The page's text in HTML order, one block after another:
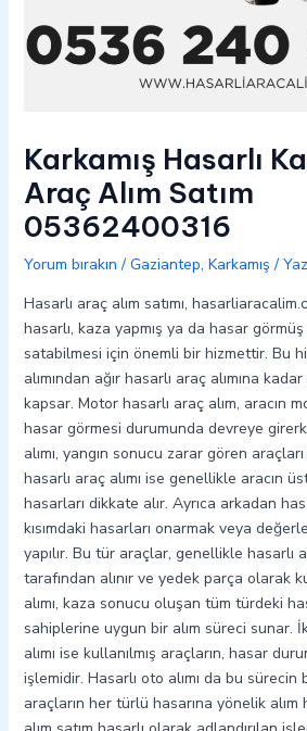
Karkamış Hasarlı
Araç Alım Satım
05362400316
Yorum bırakın / Gaziantep, Karkamış /
Hasarlı araç alım satımı,
hasarlı, kaza yapmış ya da hasar
satabilmesi için önemli bir hizmettir. Bu
alımından ağır hasarlı araç alımına
kapsar. Motor hasarlı araç alım, aracın
hasar görmesi durumunda devreye
alımı, yangın sonucu zarar gören
hasarlı araç alımı ise genellikle aracın
hasarları dikkate alır. Ayrıca arkadan
kısımdaki hasarları onarmak veya
yapılır. Bu tür araçlar, genellikle hasarlı
tarafından alınır ve yedek parça olarak
alımı, kaza sonucu oluşan tüm türdeki
sahiplerine uygun bir alım süreci sunar.
alımı ise kullanılmış araçların, hasar
işlemidir. Hasarlı oto alımı da bu sürecin
araçların her türlü hasarına yönelik